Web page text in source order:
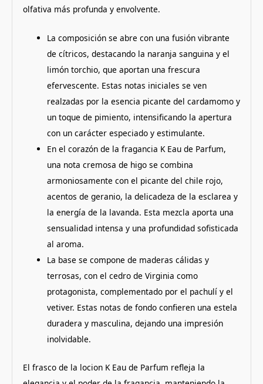
olfativa más profunda y envolvente.
La composición se abre con una fusión vibrante
de cítricos, destacando la naranja sanguina y el
limón torchio, que aportan una frescura
efervescente. Estas notas iniciales se ven
realzadas por la esencia picante del cardamomo y
un toque de pimiento, intensificando la apertura
con un carácter especiado y estimulante.
En el corazón de la fragancia K Eau de Parfum,
una nota cremosa de higo se combina
armoniosamente con el picante del chile rojo,
acentos de geranio, la delicadeza de la esclarea y
la energía de la lavanda. Esta mezcla aporta una
sensualidad intensa y una profundidad sofisticada
al aroma.
La base se compone de maderas cálidas y
terrosas, con el cedro de Virginia como
protagonista, complementado por el pachulí y el
vetiver. Estas notas de fondo confieren una estela
duradera y masculina, dejando una impresión
inolvidable.
El frasco de la locion K Eau de Parfum refleja la